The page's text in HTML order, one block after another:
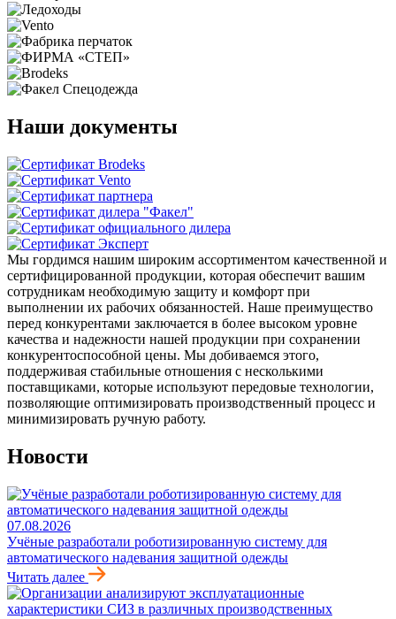
Наши документы
Мы гордимся нашим широким ассортиментом качественной и
сертифицированной продукции, которая обеспечит вашим
сотрудникам необходимую защиту и комфорт при
выполнении их рабочих обязанностей. Наше преимущество
перед конкурентами заключается в более высоком уровне
качества и надежности нашей продукции при сохранении
конкурентоспособной цены. Мы добиваемся этого,
поддерживая стабильные отношения с несколькими
поставщиками, которые используют передовые технологии,
позволяющие оптимизировать производственный процесс и
минимизировать ручную работу.
Новости
07.08.2026
Учёные разработали роботизированную систему для
автоматического надевания защитной одежды
Читать далее